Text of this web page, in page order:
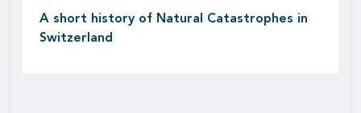
A short history of Natural Catastrophes in
Switzerland